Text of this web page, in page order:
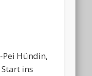
Pei Hündin,
ins